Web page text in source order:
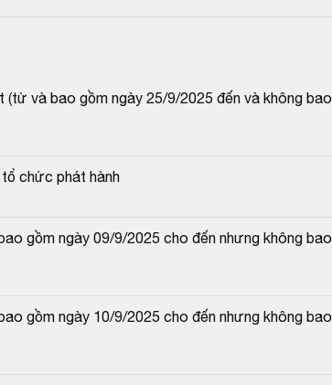
và bao gồm ngày 25/9/2025 đến và không bao
chức phát hành
gồm ngày 09/9/2025 cho đến nhưng không bao
gồm ngày 10/9/2025 cho đến nhưng không bao